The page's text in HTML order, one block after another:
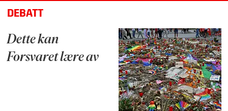
DEBATT
Dette kan
Forsvaret lære av